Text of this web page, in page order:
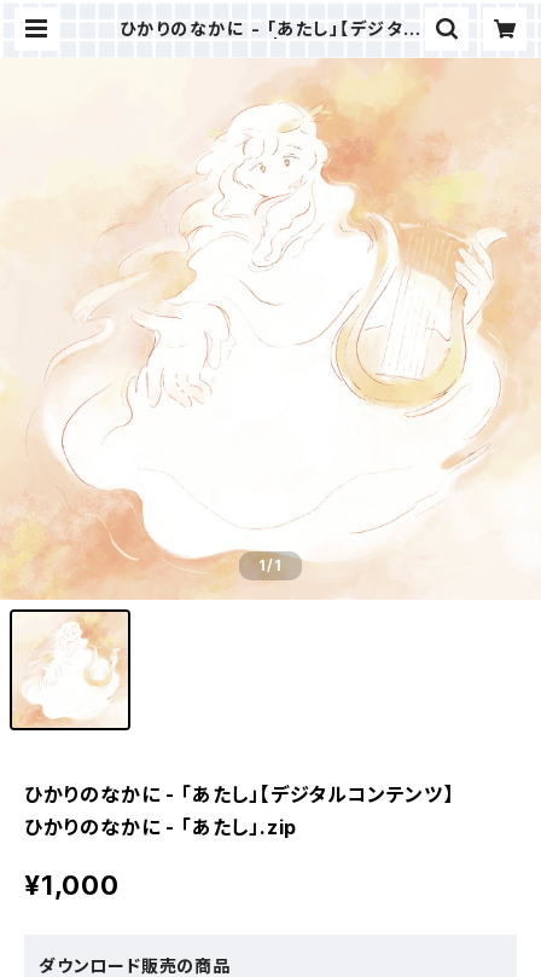
ひかりのなかに - 「あたし」【デジタル
1/1
ひかりのなかに - 「あたし」【デジタルコンテンツ】
ひかりのなかに - 「あたし」.zip
¥1,000
ダウンロード販売の商品